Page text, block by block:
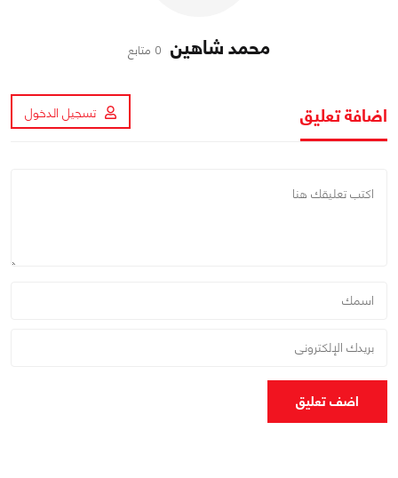
محمد شاهين 0 متابع
اضافة تعليق تسجيل الدخول
اضف تعليق